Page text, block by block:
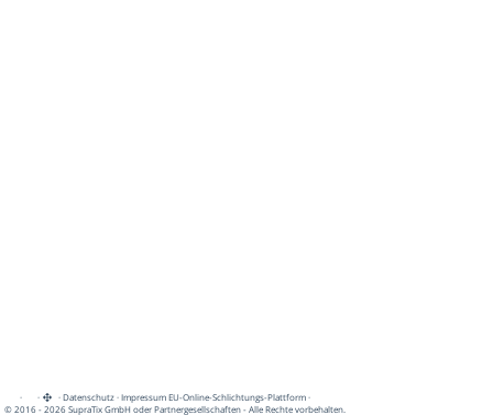
· · ·Datenschutz·Impressum EU-Online-Schlichtungs-Plattform·
© 2016 - 2026 SupraTix GmbH oder Partnergesellschaften - Alle Rechte vorbehalten.